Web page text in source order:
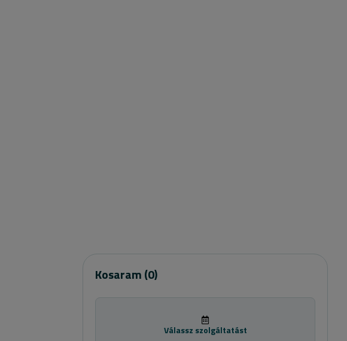
Kosaram(0)
Válassz szolgáltatást